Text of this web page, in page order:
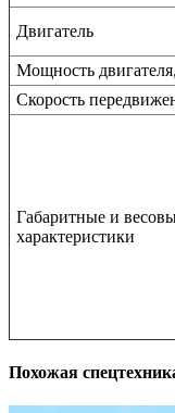
Двигатель
Мощность
Скорость
Габаритные и
характеристики
Похожая